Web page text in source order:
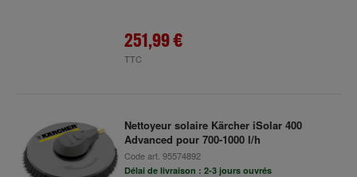
251,99 €
TTC
Nettoyeur solaire Kärcher iSolar 400
Advanced pour 700-1000 l/h
Code art. 95574892
Délai de livraison : 2-3 jours ouvrés